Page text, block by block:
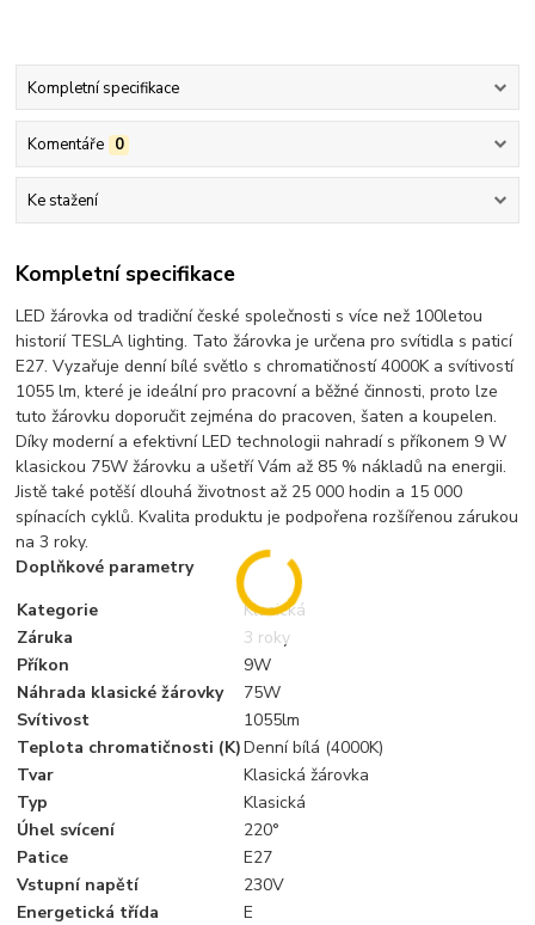
Kompletní specifikace
Komentáře 0
Ke stažení
Kompletní specifikace
LED žárovka od tradiční české společnosti s více než 100letou
historií TESLA lighting. Tato žárovka je určena pro svítidla s paticí
E27. Vyzařuje denní bílé světlo s chromatičností 4000K a svítivostí
1055 lm, které je ideální pro pracovní a běžné činnosti, proto lze
tuto žárovku doporučit zejména do pracoven, šaten a koupelen.
Díky moderní a efektivní LED technologii nahradí s příkonem 9 W
klasickou 75W žárovku a ušetří Vám až 85 % nákladů na energii.
Jistě také potěší dlouhá životnost až 25 000 hodin a 15 000
spínacích cyklů. Kvalita produktu je podpořena rozšířenou zárukou
na 3 roky.
Doplňkové parametry
Kategorie
Klasická
Záruka
3 roky
Příkon
9W
Náhrada klasické žárovky
75W
Svítivost
1055lm
Teplota chromatičnosti (K)Denní bílá (4000K)
Tvar
Klasická žárovka
Typ
Klasická
Úhel svícení
220°
Patice
E27
Vstupní napětí
230V
Energetická třída
E